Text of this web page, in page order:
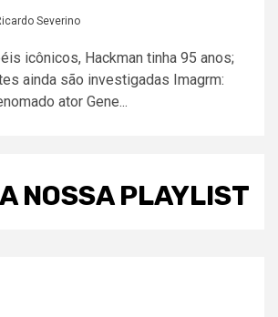
Severino
icônicos, Hackman tinha 95 anos;
ainda são investigadas Imagrm:
ator Gene...
NOSSA PLAYLIST